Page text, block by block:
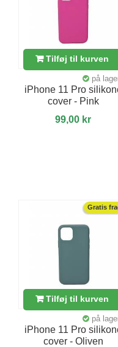
Tilføj til kurven
på
iPhone 11 Pro
cover - Pink
99,00 kr
Gratis
Tilføj til kurven
på
iPhone 11 Pro
cover - Oliven